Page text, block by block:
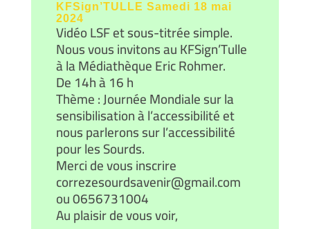
KFSign’TULLE Samedi 18 mai
2024
Vidéo LSF et sous-titrée simple.
Nous vous invitons au KFSign’Tulle
à la Médiathèque Eric Rohmer.
De 14h à 16 h
Thème : Journée Mondiale sur la
sensibilisation à l’accessibilité et
nous parlerons sur l’accessibilité
pour les Sourds.
Merci de vous inscrire
correzesourdsavenir@gmail.com
ou 0656731004
Au plaisir de vous voir,